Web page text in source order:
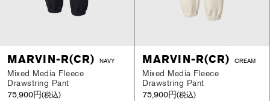
MARVIN-R(CR) NAVY
Mixed Media Fleece
Drawstring Pant
75,900円(税込)
MARVIN-R(CR) CREAM
Mixed Media Fleece
Drawstring Pant
75,900円(税込)